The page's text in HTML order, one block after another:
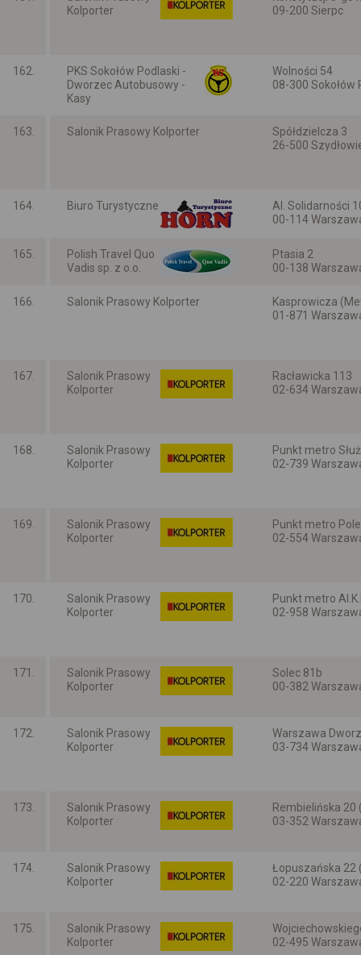
Kolporter
09-200 Sierpc
162.
PKS Sokołów Podlaski -
Dworzec Autobusowy -
Kasy
Wolności 54
08-300 Sokołów
163. Salonik Prasowy Kolporter
Spółdzielcza 3
26-500
164. Biuro Turystyczne
Al. Solidarności
00-114
165.
Polish Travel Quo
Vadis sp. z o.o.
Ptasia 2
00-138
166.
Salonik Prasowy Kolporter
Kasprowicza
01-871
167.
Salonik Prasowy
Kolporter
Racławicka 113
02-634
168.
Salonik Prasowy
Kolporter
Punkt metro
02-739
169.
Salonik Prasowy
Kolporter
Punkt metro
02-554
170.
Salonik Prasowy
Kolporter
Punkt metro
02-958
171.
Salonik Prasowy
Kolporter
Solec 81b
00-382
172.
Salonik Prasowy
Kolporter
Warszawa
03-734
173.
Salonik Prasowy
Kolporter
Rembielińska 20
03-352
174.
Salonik Prasowy
Kolporter
Łopuszańska 22
02-220
175.
Salonik Prasowy
Kolporter
02-495